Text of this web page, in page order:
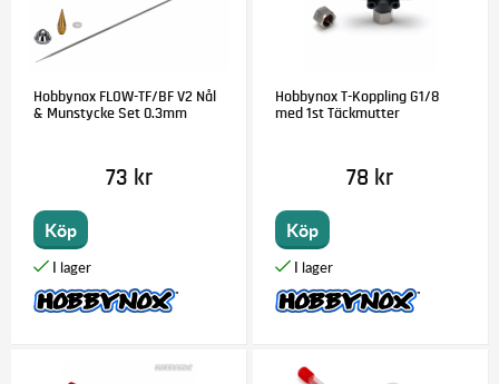
Hobbynox FLOW-TF/BF V2 Nål
& Munstycke Set 0.3mm
73 kr
Köp
Hobbynox T-Koppling G1/8
med 1st Täckmutter
78 kr
Köp